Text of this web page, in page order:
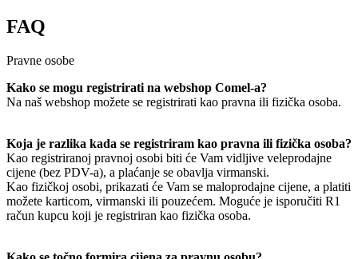
FAQ
Pravne osobe
Kako se mogu registrirati na webshop Comel-a?
Na naš webshop možete se registrirati kao pravna ili fizička osoba.
Koja je razlika kada se registriram kao pravna ili fizička osoba?
Kao registriranoj pravnoj osobi biti će Vam vidljive veleprodajne
cijene (bez PDV-a), a plaćanje se obavlja virmanski.
Kao fizičkoj osobi, prikazati će Vam se maloprodajne cijene, a platiti
možete karticom, virmanski ili pouzećem. Moguće je isporučiti R1
račun kupcu koji je registriran kao fizička osoba.